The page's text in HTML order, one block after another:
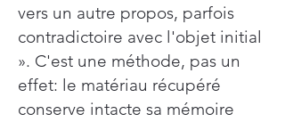
vers un autre propos, parfois
contradictoire avec l'objet initial
». C'est une méthode, pas un
effet: le matériau récupéré
conserve intacte sa mémoire